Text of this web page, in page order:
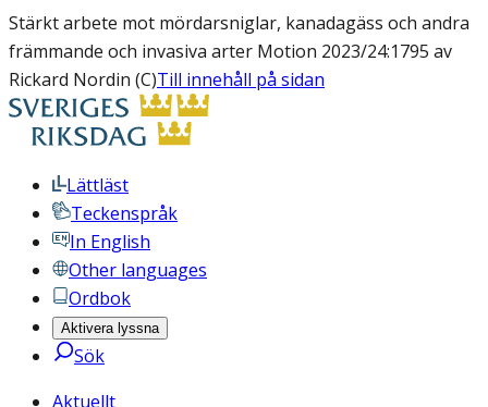
Stärkt arbete mot mördarsniglar, kanadagäss och andra
främmande och invasiva arter Motion 2023/24:1795 av
Rickard Nordin (C)Till innehåll på sidan
Lättläst
Teckenspråk
In English
Other languages
Ordbok
Aktivera lyssna
Sök
Aktuellt